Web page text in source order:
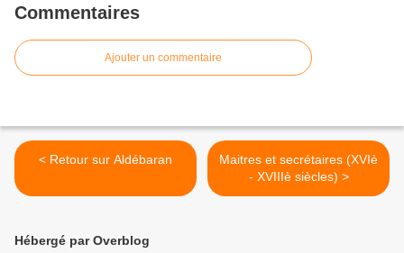
Commentaires
Ajouter un commentaire
< Retour sur Aldébaran
Maitres et secrétaires (XVIè
- XVIIIè siècles) >
Hébergé par Overblog